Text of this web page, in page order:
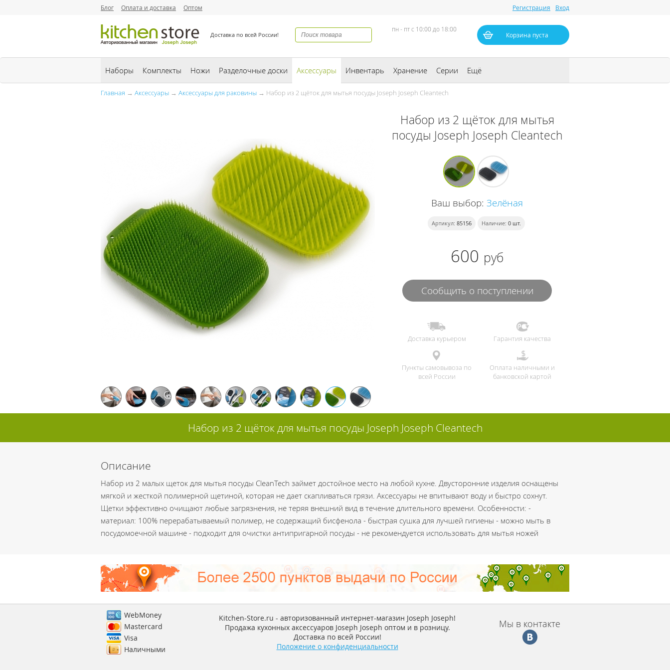
Блог Оплата и доставка Оптом Регистрация Вход
Доставка по всей России!
пн - пт с 10:00 до 18:00
Корзина пуста
Наборы Комплекты Ножи Разделочные доски Аксессуары Инвентарь Хранение Серии Ещё
Главная → Аксессуары → Аксессуары для раковины → Набор из 2 щёток для мытья посуды Joseph Joseph Cleantech
Набор из 2 щёток для мытья
посуды Joseph Joseph Cleantech
Ваш выбор: Зелёная
Артикул: 85156 Наличие: 0шт.
600 руб
Сообщить о поступлении
Доставка курьером Гарантия качества
Пункты самовывоза по
всей России
Оплата наличными и
банковской картой
Набор из 2 щёток для мытья посуды Joseph Joseph Cleantech
Описание
Набор из 2 малых щеток для мытья посуды CleanTech займет достойное место на любой кухне. Двусторонние изделия оснащены
мягкой и жесткой полимерной щетиной, которая не дает скапливаться грязи. Аксессуары не впитывают воду и быстро сохнут.
Щетки эффективно очищают любые загрязнения, не теряя внешний вид в течение длительного времени. Особенности: -
материал: 100% перерабатываемый полимер, не содержащий бисфенола - быстрая сушка для лучшей гигиены - можно мыть в
посудомоечной машине - подходит для очистки антипригарной посуды - не рекомендуется использовать для мытья ножей
WebMoney
Mastercard
Visa
Наличными
Kitchen-Store.ru - авторизованный интернет-магазин Joseph Joseph!
Продажа кухонных аксессуаров Joseph Joseph оптом и в розницу.
Доставка по всей России!
Положение о конфиденциальности
Мы в контакте